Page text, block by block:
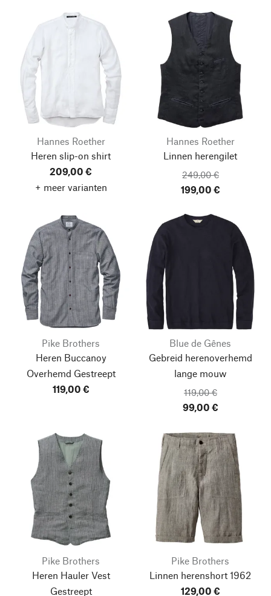
Hannes Roether
Heren slip-on shirt
209,00 €
+ meer varianten
Hannes Roether
Linnen herengilet
249,00 €
199,00 €
Pike Brothers
Heren Buccanoy
Overhemd Gestreept
119,00 €
Blue de Gênes
Gebreid herenoverhemd
lange mouw
119,00 €
99,00 €
Pike Brothers
Heren Hauler Vest
Gestreept
Pike Brothers
Linnen herenshort 1962
129,00 €